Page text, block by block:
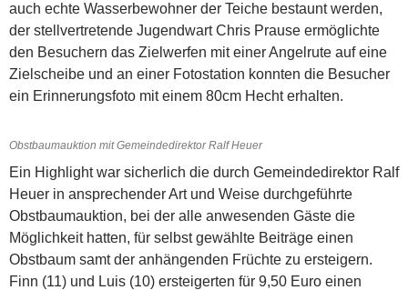
auch echte Wasserbewohner der Teiche bestaunt werden,
der stellvertretende Jugendwart Chris Prause ermöglichte
den Besuchern das Zielwerfen mit einer Angelrute auf eine
Zielscheibe und an einer Fotostation konnten die Besucher
ein Erinnerungsfoto mit einem 80cm Hecht erhalten.
Obstbaumauktion mit Gemeindedirektor Ralf Heuer
Ein Highlight war sicherlich die durch Gemeindedirektor Ralf
Heuer in ansprechender Art und Weise durchgeführte
Obstbaumauktion, bei der alle anwesenden Gäste die
Möglichkeit hatten, für selbst gewählte Beiträge einen
Obstbaum samt der anhängenden Früchte zu ersteigern.
Finn (11) und Luis (10) ersteigerten für 9,50 Euro einen